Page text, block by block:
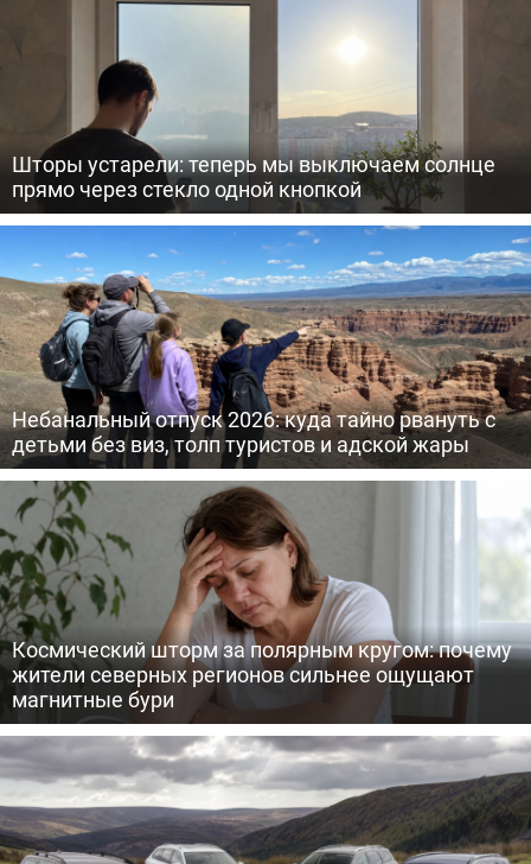
Шторы устарели: теперь мы выключаем солнце
прямо через стекло одной кнопкой
Небанальный отпуск 2026: куда тайно рвануть с
детьми без виз, толп туристов и адской жары
Космический шторм за полярным кругом: почему
жители северных регионов сильнее ощущают
магнитные бури